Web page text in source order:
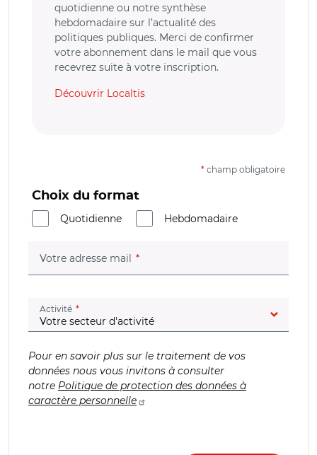
quotidienne ou notre synthèse
hebdomadaire sur l’actualité des
politiques publiques. Merci de confirmer
votre abonnement dans le mail que vous
recevrez suite à votre inscription.
Découvrir Localtis
* champ obligatoire
Choix du format
Quotidienne
Hebdomadaire
Votre adresse mail (champ obligatoire)
Activité (champ obligatoire)
Pour en savoir plus sur le traitement de vos
données nous vous invitons à consulter
notre Politique de protection des données à
caractère personnelle